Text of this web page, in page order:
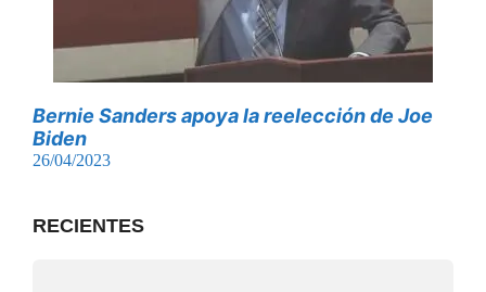
Bernie Sanders apoya la reelección de Joe
Biden
26/04/2023
RECIENTES